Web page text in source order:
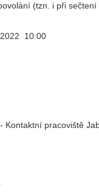
(tzn. i při
10:00
Kontaktní pracoviště